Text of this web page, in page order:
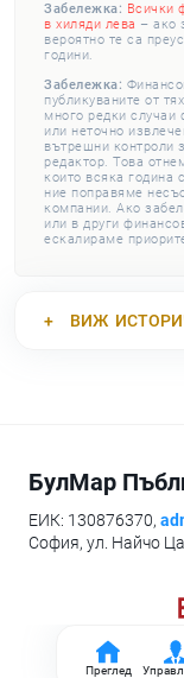
Преглед
Забележка: Всички
в хиляди лева – ако
вероятно те са
години.
Забележка:
публикуваните от
много редки
или неточно
вътрешни контроли
редактор. Това
които всяка година
ние поправяме
компании. Ако
или в други
ескалираме
ВИЖ
БулМар
ЕИК: 130876370,
София, ул. Найчо